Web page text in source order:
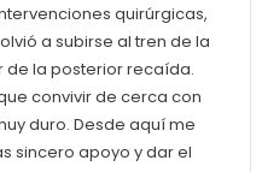
quirúrgicas,
a subirse al tren de la
de la posterior recaída.
convivir de cerca con
duro. Desde aquí me
sincero apoyo y dar el